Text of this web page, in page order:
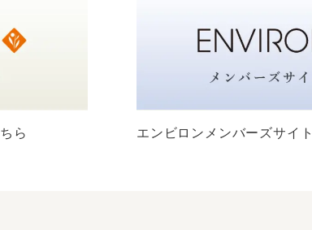
ら エンビロンメンバーズサイ